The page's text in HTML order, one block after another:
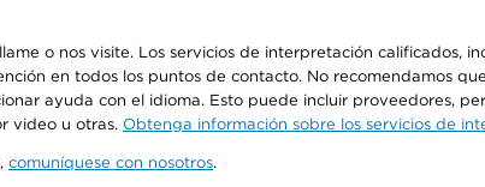
o nos visite. Los servicios de interpretación calificados,
en todos los puntos de contacto. No recomendamos
ayuda con el idioma. Esto puede incluir proveedores,
video u otras. Obtenga información sobre los servicios de
comuníquese con nosotros.